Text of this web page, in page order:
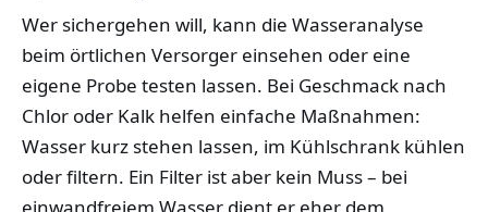
Wer sichergehen will, kann die Wasseranalyse
beim örtlichen Versorger einsehen oder eine
eigene Probe testen lassen. Bei Geschmack nach
Chlor oder Kalk helfen einfache Maßnahmen:
Wasser kurz stehen lassen, im Kühlschrank kühlen
oder filtern. Ein Filter ist aber kein Muss – bei